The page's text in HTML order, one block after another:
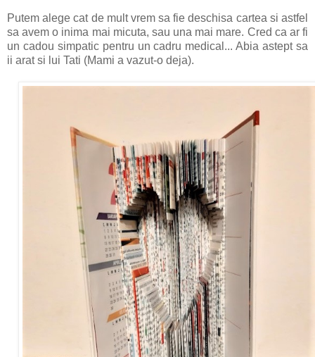
Putem alege cat de mult vrem sa fie deschisa cartea si astfel
sa avem o inima mai micuta, sau una mai mare. Cred ca ar fi
un cadou simpatic pentru un cadru medical... Abia astept sa
ii arat si lui Tati (Mami a vazut-o deja).